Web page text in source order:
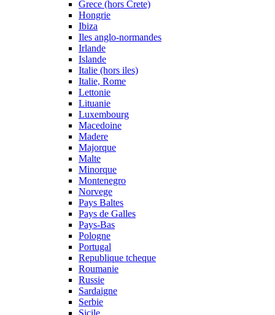
Grece (hors Crete)
Hongrie
Ibiza
Iles anglo-normandes
Irlande
Islande
Italie (hors iles)
Italie, Rome
Lettonie
Lituanie
Luxembourg
Macedoine
Madere
Majorque
Malte
Minorque
Montenegro
Norvege
Pays Baltes
Pays de Galles
Pays-Bas
Pologne
Portugal
Republique tcheque
Roumanie
Russie
Sardaigne
Serbie
Sicile